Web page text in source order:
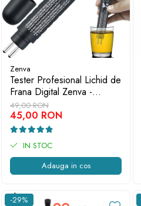
Zenva
Tester Profesional Lichid de
Frana Digital Zenva -
Verificare Rapida si Precisa
49,00 RON
45,00 RON
IN STOC
Adauga in cos
-29%